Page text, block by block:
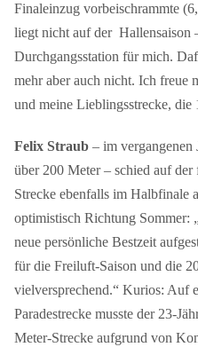
Finaleinzug vorbeischrammte
liegt nicht auf der Hallensaison
Durchgangsstation für mich.
mehr aber auch nicht. Ich freue
und meine Lieblingsstrecke, die
Felix Straub– im vergangenen
über 200 Meter – schied auf
Strecke ebenfalls im Halbfinale
optimistisch Richtung Sommer:
neue persönliche Bestzeit
für die Freiluft-Saison und die
vielversprechend.“ Kurios: Auf
Paradestrecke musste der 23-
Meter-Strecke aufgrund von